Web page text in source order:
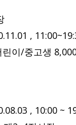
,
이/중고생
, 10:00 ~